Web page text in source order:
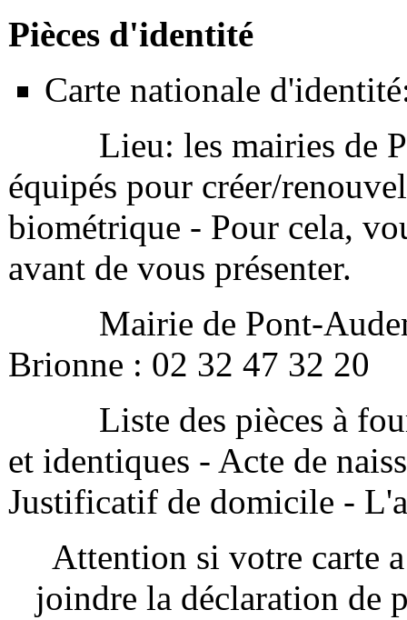
Pièces d'identité
Carte nationale
Lieu: les mairies de
équipés pour créer/
biométrique - Pour cela,
avant de vous présenter.
Mairie de Pont-
Brionne : 02 32 47 32 20
Liste des pièces à
et identiques - Acte de
Justificatif de domicile -
Attention si votre carte
joindre la déclaration de